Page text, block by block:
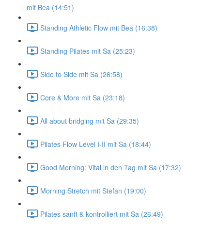
mit Bea (14:51)
Standing Athletic Flow mit Bea (16:38)
Standing Pilates mit Sa (25:23)
Side to Side mit Sa (26:58)
Core & More mit Sa (23:18)
All about bridging mit Sa (29:35)
Pilates Flow Level I-II mit Sa (18:44)
Good Morning: Vital in den Tag mit Sa (17:32)
Morning Stretch mit Stefan (19:00)
Pilates sanft & kontrolliert mit Sa (26:49)